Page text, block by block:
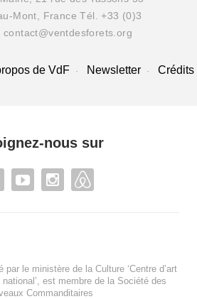
Mont, France Tél. +33 (0)3
contact@ventdesforets.org
de VdF Newsletter Crédits
nous sur
le ministère de la Culture ‘Centre d’art
est membre de la Société des
Commanditaires